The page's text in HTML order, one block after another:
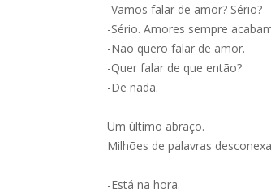
-Vamos falar de amor? Sério?
-Sério. Amores sempre
-Não quero falar de amor.
-Quer falar de que então?
-De nada.
Um último abraço.
Milhões de palavras
-Está na hora.